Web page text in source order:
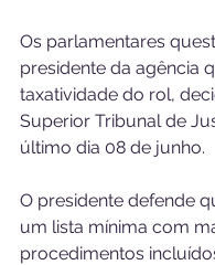
Os parlamentares
presidente da agência
taxatividade do rol,
Superior Tribunal de
último dia 08 de junho.
O presidente defende
um lista mínima com
procedimentos